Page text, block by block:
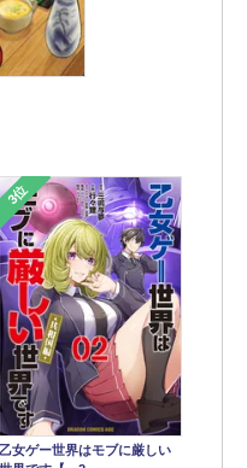
3位
乙女ゲー世界はモブに厳しい